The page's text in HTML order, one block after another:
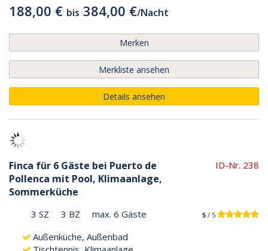
188,00 € bis 384,00 €/Nacht
Merken
Merkliste ansehen
Details ansehen
Finca für 6 Gäste bei Puerto de
Pollenca mit Pool, Klimaanlage,
Sommerküche
ID-Nr. 238
3 SZ 3 BZ max. 6 Gäste 5 / 5
Außenküche, Außenbad